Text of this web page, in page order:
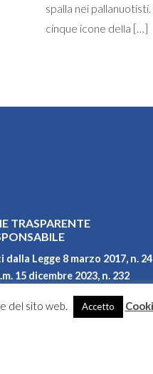
spalla nei
cinque icone della […]
TRASPARENTE
Legge 8 marzo 2017, n. 24
15 dicembre 2023, n. 232
e parità di genere
del sito web. Accetto